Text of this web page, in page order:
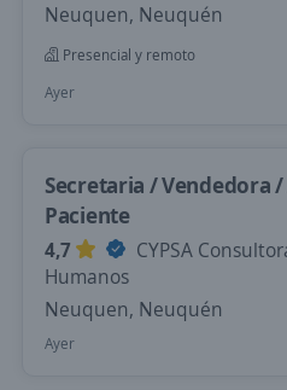
Neuquen, Neuquén
Presencial y remoto
Ayer
Secretaria / Vendedora
Paciente
4,7
CYPSA
Humanos
Neuquen, Neuquén
Ayer